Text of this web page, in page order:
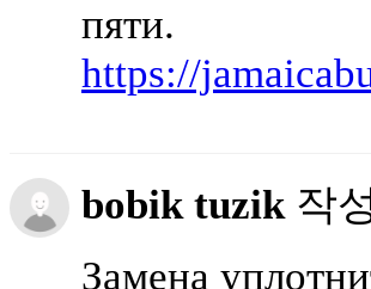
пяти.
https://
bobik tuzik 작
Замена